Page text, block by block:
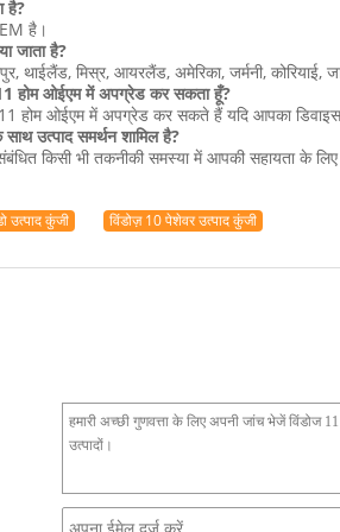
है?
है।
जाता है?
थाईलैंड, मिस्र, आयरलैंड, अमेरिका, जर्मनी, कोरियाई,
होम ओईएम में अपग्रेड कर सकता हूँ?
होम ओईएम में अपग्रेड कर सकते हैं यदि आपका
उत्पाद समर्थन शामिल है?
किसी भी तकनीकी समस्या में आपकी सहायता के लिए
उत्पाद कुंजी विंडोज़ 10 पेशेवर उत्पाद कुंजी